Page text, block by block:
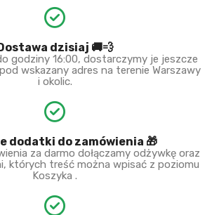
dzisiaj 🚚💨
godziny 16:00, dostarczymy je jeszcze
wskazany adres na terenie Warszawy
i okolic.
dodatki do zamówienia 🎁
za darmo dołączamy odżywkę oraz
których treść można wpisać z poziomu
Koszyka .